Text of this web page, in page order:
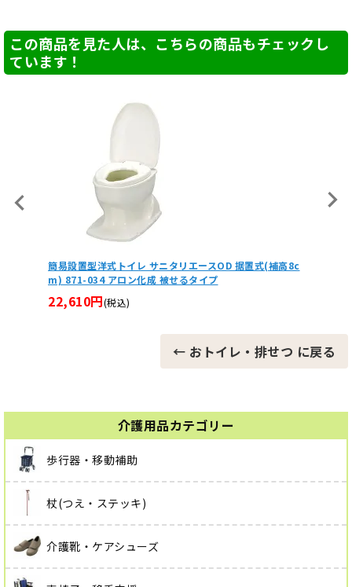
介護用品カテゴリー
歩行器・移動補助
杖(つえ・ステッキ)
介護靴・ケアシューズ
この商品を見た人は、こちらの商品もチェックし
ています！
簡易設置型洋式トイレ サニタリエースOD 両用式(補高な
し) アロン化成 被せるタイプ
14,850円(税込)
← おトイレ・排せつ に戻る